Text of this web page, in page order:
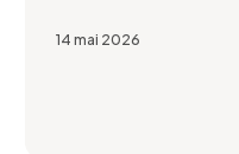
14 mai 2026